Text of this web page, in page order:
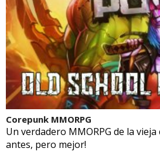
Corepunk MMORPG
Un verdadero MMORPG de la vieja
antes, pero mejor!